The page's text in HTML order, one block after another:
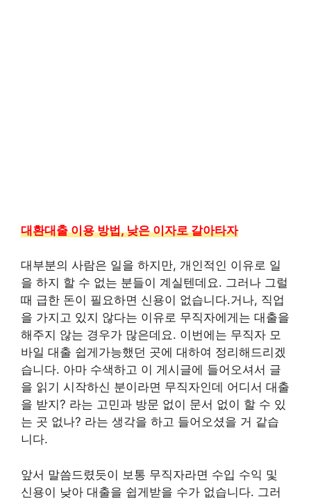
대환대출 이용 방법, 낮은 이자로 갈아타자
대부분의 사람은 일을 하지만, 개인적인 이유로 일
을 하지 할 수 없는 분들이 계실텐데요. 그러나 그럴
때 급한 돈이 필요하면 신용이 없습니다.거나, 직업
을 가지고 있지 않다는 이유로 무직자에게는 대출을
해주지 않는 경우가 많은데요. 이번에는 무직자 모
바일 대출 쉽게가능했던 곳에 대하여 정리해드리겠
습니다. 아마 수색하고 이 게시글에 들어오셔서 글
을 읽기 시작하신 분이라면 무직자인데 어디서 대출
을 받지? 라는 고민과 방문 없이 문서 없이 할 수 있
는 곳 없나? 라는 생각을 하고 들어오셨을 거 같습
니다.
앞서 말씀드렸듯이 보통 무직자라면 수입 수익 및
신용이 낮아 대출을 쉽게받을 수가 없습니다. 그러